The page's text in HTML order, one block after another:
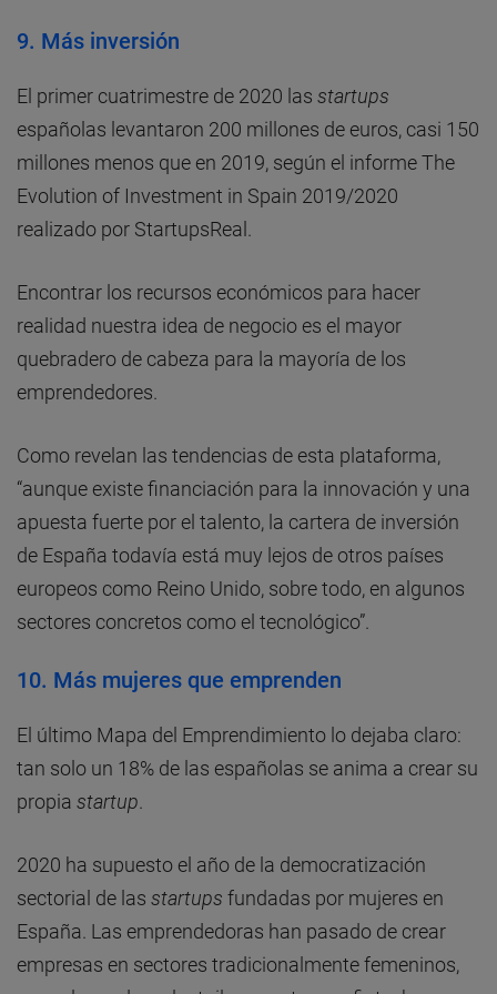
9. Más inversión
El primer cuatrimestre de 2020 las startups
españolas levantaron 200 millones de euros, casi 150
millones menos que en 2019, según el informe The
Evolution of Investment in Spain 2019/2020
realizado por StartupsReal.
Encontrar los recursos económicos para hacer
realidad nuestra idea de negocio es el mayor
quebradero de cabeza para la mayoría de los
emprendedores.
Como revelan las tendencias de esta plataforma,
“aunque existe financiación para la innovación y una
apuesta fuerte por el talento, la cartera de inversión
de España todavía está muy lejos de otros países
europeos como Reino Unido, sobre todo, en algunos
sectores concretos como el tecnológico”.
10. Más mujeres que emprenden
El último Mapa del Emprendimiento lo dejaba claro:
tan solo un 18% de las españolas se anima a crear su
propia startup
2020 ha supuesto el año de la democratización
sectorial de las startups fundadas por mujeres en
España. Las emprendedoras han pasado de crear
empresas en sectores tradicionalmente femeninos,